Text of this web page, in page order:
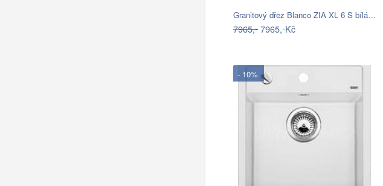
Granitový dřez Blanco ZIA XL 6 S bílá…
7965,-7965,-Kč
- 10%